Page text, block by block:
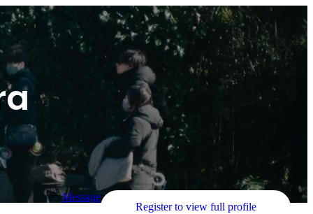
Message
Register to view full profile